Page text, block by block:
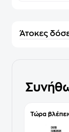
Άτοκες
Τώρα